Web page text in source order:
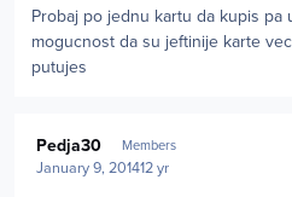
Probaj po jednu kartu da kupis
mogucnost da su jeftinije karte
putujes
Pedja30 Members
January 9, 201412 yr